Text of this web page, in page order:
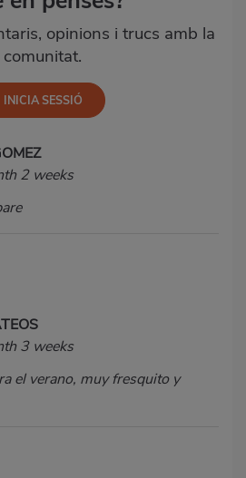
opinions i trucs amb la
comunitat.
2 weeks
3 weeks
el verano, muy fresquito y